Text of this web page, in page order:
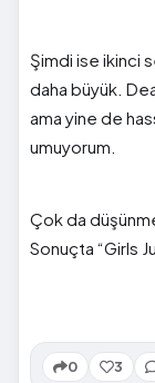
Şimdi ise ikinci
daha büyük.
ama yine de
umuyorum.
Çok da
Sonuçta “Girls
0 3